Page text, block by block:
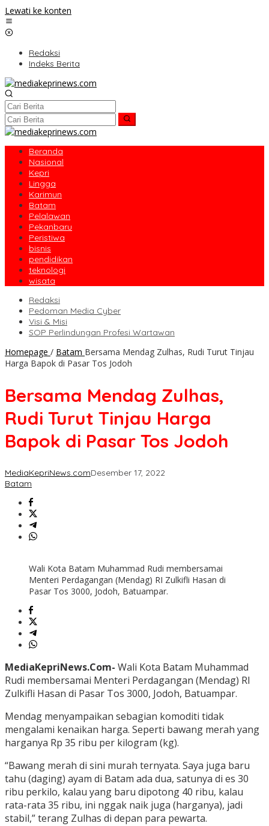
Lewati ke konten
Redaksi
Indeks Berita
Beranda
Nasional
Kepri
Lingga
Karimun
Batam
Pelalawan
Pekanbaru
Peristiwa
bisnis
pendidikan
teknologi
wisata
Redaksi
Pedoman Media Cyber
Visi & Misi
SOP Perlindungan Profesi Wartawan
Homepage / Batam Bersama Mendag Zulhas, Rudi Turut Tinjau
Harga Bapok di Pasar Tos Jodoh
Bersama Mendag Zulhas,
Rudi Turut Tinjau Harga
Bapok di Pasar Tos Jodoh
MediaKepriNews.comDesember 17, 2022
Batam
Wali Kota Batam Muhammad Rudi membersamai
Menteri Perdagangan (Mendag) RI Zulkifli Hasan di
Pasar Tos 3000, Jodoh, Batuampar.
MediaKepriNews.Com- Wali Kota Batam Muhammad
Rudi membersamai Menteri Perdagangan (Mendag) RI
Zulkifli Hasan di Pasar Tos 3000, Jodoh, Batuampar.
Mendag menyampaikan sebagian komoditi tidak
mengalami kenaikan harga. Seperti bawang merah yang
harganya Rp 35 ribu per kilogram (kg).
“Bawang merah di sini murah ternyata. Saya juga baru
tahu (daging) ayam di Batam ada dua, satunya di es 30
ribu perkilo, kalau yang baru dipotong 40 ribu, kalau
rata-rata 35 ribu, ini nggak naik juga (harganya), jadi
stabil,” terang Zulhas di depan para pewarta.